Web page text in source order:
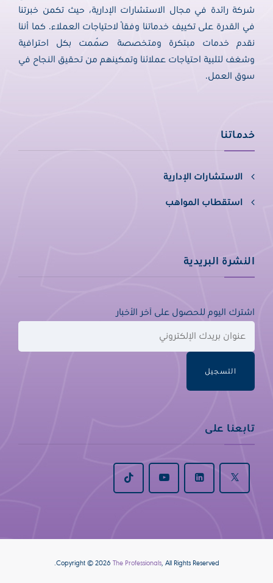
شركة رائدة في مجال الاستشارات الإدارية، حيث تكمن خبرتنا
في القدرة على تكييف خدماتنا وفقًا لاحتياجات العملاء. كما أننا
نقدم خدمات مبتكرة ومتخصصة صُممت بكل احترافية
وشغف لتلبية احتياجات عملائنا وتمكينهم من تحقيق النجاح في
سوق العمل.
خدماتنا
الاستشارات الإدارية
استقطاب المواهب
النشرة البريدية
اشترك اليوم للحصول على آخر الأخبار
التسجيل
تابعنا على
Copyright © 2026 The Professionals, All Rights Reserved.